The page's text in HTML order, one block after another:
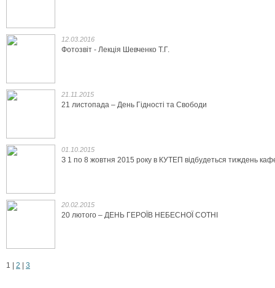
12.03.2016
Фотозвіт - Лекція Шевченко Т.Г.
21.11.2015
21 листопада – День Гідності та Свободи
01.10.2015
З 1 по 8 жовтня 2015 року в КУТЕП відбудеться тиждень
20.02.2015
20 лютого – ДЕНЬ ГЕРОЇВ НЕБЕСНОЇ СОТНІ
1 2 3